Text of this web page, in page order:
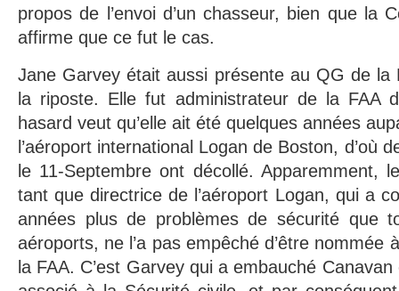
propos de l’envoi d’un chasseur, bien que la
affirme que ce fut le cas.
Jane Garvey était aussi présente au QG de la
la riposte. Elle fut administrateur de la FAA
hasard veut qu’elle ait été quelques années
l’aéroport international Logan de Boston, d’où
le 11-Septembre ont décollé. Apparemment,
tant que directrice de l’aéroport Logan, qui a
années plus de problèmes de sécurité que
aéroports, ne l’a pas empêché d’être nommée
la FAA. C’est Garvey qui a embauché